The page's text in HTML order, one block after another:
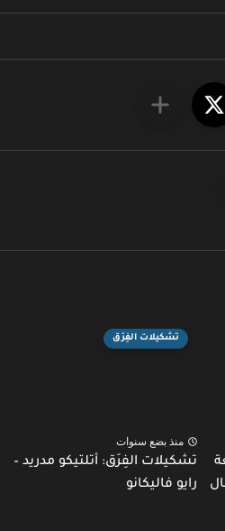
تشكيلات الفِرَق
منذ بضع سنوات
تشكيلات الفِرَق: أتلتيكو مدريد –
رايو فاليكانو